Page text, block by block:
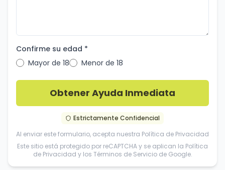
Confirme su edad *
Mayor de 18
Menor de 18
Obtener Ayuda Inmediata
Estrictamente Confidencial
Al enviar este formulario, acepta nuestra Política de Privacidad
Este sitio está protegido por reCAPTCHA y se aplican la Política
de Privacidad y los Términos de Servicio de Google.